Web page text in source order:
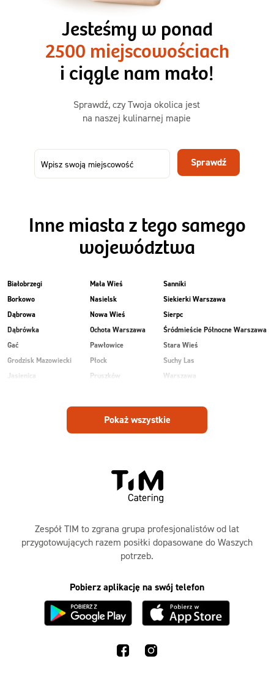
1500kcal - 2250kcal
3 sycące posiłki o większej objętości. Mniej dań,
ta sama wygoda!
50,31 zł
73,99
-32%
Menu
Jesteśmy w ponad
2500 miejscowościach
i ciągle nam mało!
Sprawdź, czy Twoja okolica jest
na naszej kulinarnej mapie
Sprawdź
Inne miasta z tego samego
województwa
Białobrzegi
Borkowo
Dąbrowa
Dąbrówka
Gać
Grodzisk Mazowiecki
Jasienica
Mała Wieś
Nasielsk
Nowa Wieś
Ochota Warszawa
Pawłowice
Płock
Pruszków
Radom
Ruda
Sanniki
Siekierki Warszawa
Sierpc
Śródmieście Północne Warszawa
Stara Wieś
Suchy Las
Warszawa
Wesoła
Zalesie
Pokaż wszystkie
Zespół TIM to zgrana grupa profesjonalistów od lat
przygotowujących razem posiłki dopasowane do Waszych
potrzeb.
Pobierz aplikację na swój telefon